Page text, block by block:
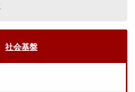
社会基盤